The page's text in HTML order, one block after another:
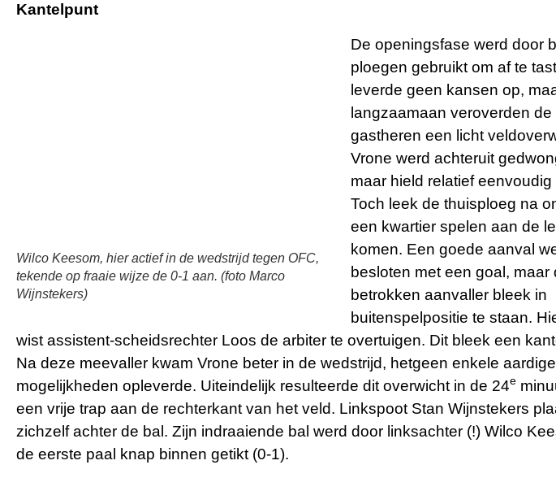
Kantelpunt
Wilco Keesom, hier actief in de wedstrijd tegen OFC,
tekende op fraaie wijze de 0-1 aan. (foto Marco
Wijnstekers)
De openingsfase werd door
ploegen gebruikt om af te
leverde geen kansen op,
langzaamaan veroverden de
gastheren een licht
Vrone werd achteruit
maar hield relatief eenvoudig
Toch leek de thuisploeg na
een kwartier spelen aan de
komen. Een goede aanval
besloten met een goal, maar
betrokken aanvaller bleek in
buitenspelpositie te staan.
wist assistent-scheidsrechter Loos de arbiter te overtuigen. Dit bleek een
Na deze meevaller kwam Vrone beter in de wedstrijd, hetgeen enkele aardige
mogelijkheden opleverde. Uiteindelijk resulteerde dit overwicht in de 24e
een vrije trap aan de rechterkant van het veld. Linkspoot Stan Wijnstekers
zichzelf achter de bal. Zijn indraaiende bal werd door linksachter (!) Wilco
de eerste paal knap binnen getikt (0-1).